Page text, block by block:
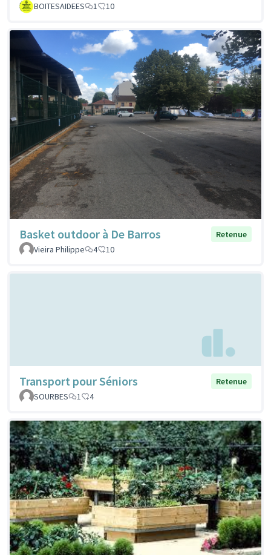
BOITESAIDEES 1 10
Basket outdoor à De Barros
Retenue
Vieira Philippe
4 10
Transport pour Séniors
Retenue
SOURBES
1 4